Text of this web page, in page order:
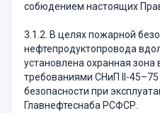
собюдением настоящих
3.1.2. В целях пожарной
нефтепродуктопровода
установлена охранная зона
требованиями СНиП II-
безопасности при
Главнефтеснаба РСФСР.